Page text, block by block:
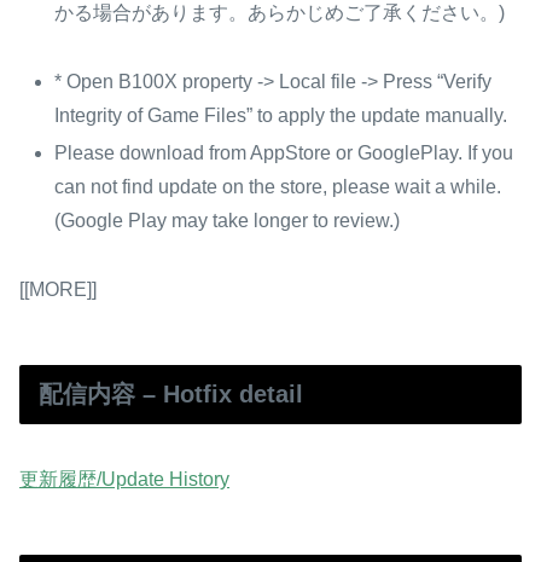
かる場合があります。あらかじめご了承ください。)
* Open B100X property -> Local file -> Press “Verify
Integrity of Game Files” to apply the update manually.
Please download from AppStore or GooglePlay. If you
can not find update on the store, please wait a while.
(Google Play may take longer to review.)
[[MORE]]
配信内容 – Hotfix detail
更新履歴/Update History